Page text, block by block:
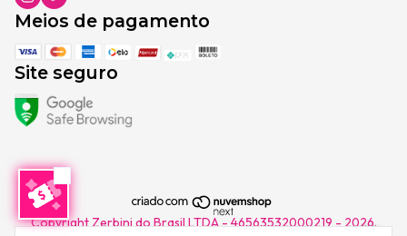
Meios de pagamento
Site seguro
Copyright Zerbini do Brasil LTDA - 46563532000219 - 2026.